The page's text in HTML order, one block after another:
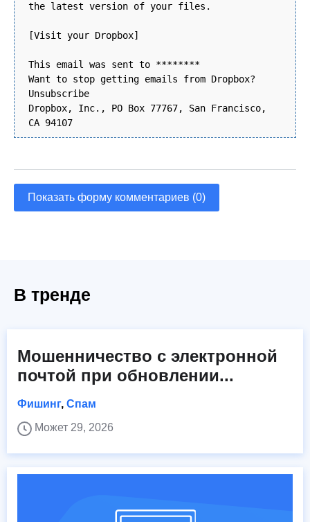
the latest version of your files.
[Visit your Dropbox]
This email was sent to ********
Want to stop getting emails from Dropbox?
Unsubscribe
Dropbox, Inc., PO Box 77767, San Francisco,
CA 94107
Показать форму комментариев (0)
В тренде
Мошенничество с электронной
почтой при обновлении...
Фишинг, Спам
Может 29, 2026